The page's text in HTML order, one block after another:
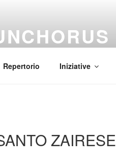
Repertorio Iniziative
ZAIRESE